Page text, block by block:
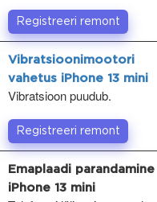
Registreeri remont
Vibratsioonimootori
vahetus iPhone 13 mini
Vibratsioon puudub.
Registreeri remont
Emaplaadi parandamine
iPhone 13 mini